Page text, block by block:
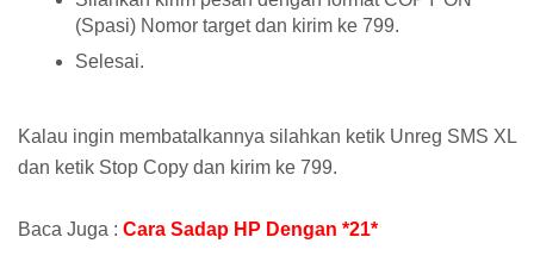
(Spasi) Nomor target dan kirim ke 799.
Selesai.
Kalau ingin membatalkannya silahkan ketik Unreg SMS XL
dan ketik Stop Copy dan kirim ke 799.
Baca Juga : Cara Sadap HP Dengan *21*